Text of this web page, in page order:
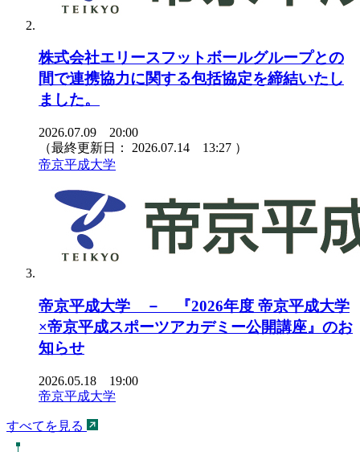
株式会社エリースフットボールグループとの
間で連携協力に関する包括協定を締結いたし
ました。
2026.07.09 20:00
（最終更新日： 2026.07.14 13:27 ）
帝京平成大学
帝京平成大学 － 『2026年度 帝京平成大学
×帝京平成スポーツアカデミー公開講座』のお
知らせ
2026.05.18 19:00
帝京平成大学
すべてを見る